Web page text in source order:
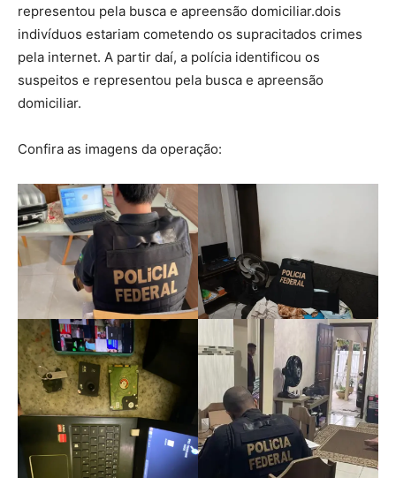
representou pela busca e apreensão domiciliar.dois
indivíduos estariam cometendo os supracitados crimes
pela internet. A partir daí, a polícia identificou os
suspeitos e representou pela busca e apreensão
domiciliar.
Confira as imagens da operação: